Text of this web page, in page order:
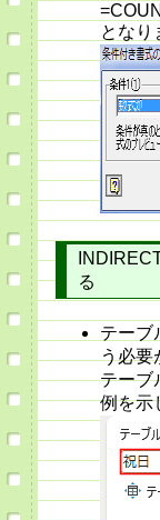
となり
る
テーブ
う必要
テーブ
例を示